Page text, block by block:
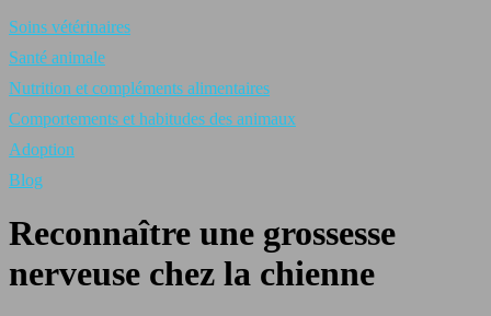
Soins vétérinaires
Santé animale
Nutrition et compléments alimentaires
Comportements et habitudes des animaux
Adoption
Blog
Reconnaître une grossesse
nerveuse chez la chienne